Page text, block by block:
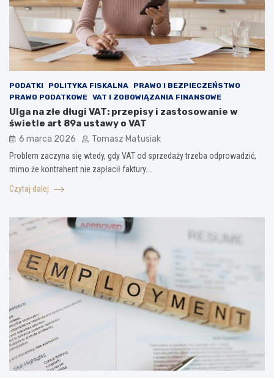
PODATKI POLITYKA FISKALNA
PRAWO I BEZPIECZEŃSTWO
PRAWO PODATKOWE VAT I ZOBOWIĄZANIA FINANSOWE
Ulga na złe długi VAT: przepisy i zastosowanie w
świetle art 89a ustawy o VAT
6 marca 2026 Tomasz Matusiak
Problem zaczyna się wtedy, gdy VAT od sprzedaży trzeba odprowadzić,
mimo że kontrahent nie zapłacił faktury.…
Czytaj dalej